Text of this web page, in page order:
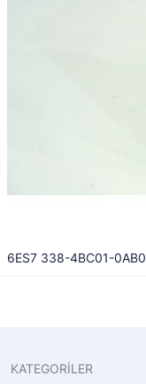
6ES7 338-4BC01-0AB0
KATEGORİLER